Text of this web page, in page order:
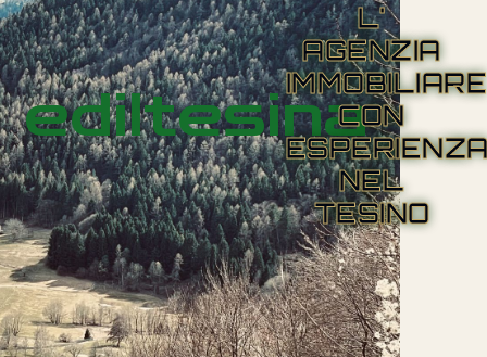
ediltesina
L'
AGENZIA
IMMOBILIARE
CON
NEL
TESINO